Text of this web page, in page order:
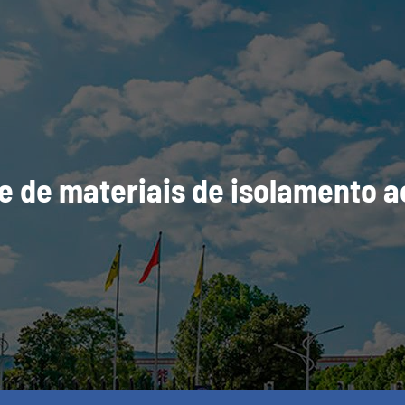
de materiais de isolamento